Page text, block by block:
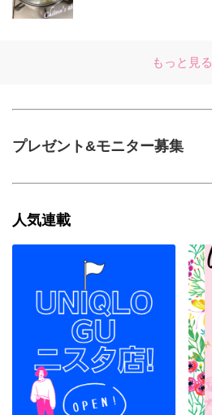
もっと見る
プレゼント&モニター募集
人気連載